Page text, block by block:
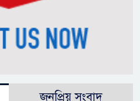
জনপ্রিয় সংবাদ